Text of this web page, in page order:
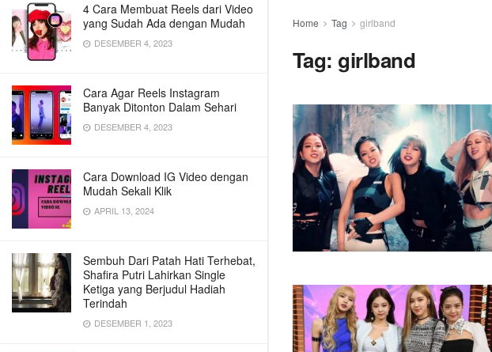
4 Cara Membuat Reels dari Video
yang Sudah Ada dengan Mudah
DESEMBER 4, 2023
Cara Agar Reels Instagram
Banyak Ditonton Dalam Sehari
DESEMBER 4, 2023
Cara Download IG Video dengan
Mudah Sekali Klik
APRIL 13, 2024
Sembuh Dari Patah Hati Terhebat,
Shafira Putri Lahirkan Single
Ketiga yang Berjudul Hadiah
Terindah
DESEMBER 1, 2023
Home Tag girlband
Tag: girlband